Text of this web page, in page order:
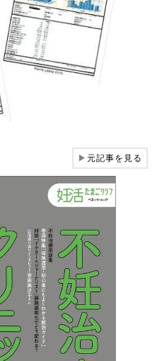
▶元記事を見る